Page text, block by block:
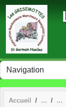
Accueil
Panneau de